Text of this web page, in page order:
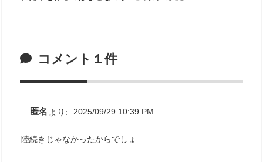
コメント１件
匿名 より: 2025/09/29 10:39 PM
陸続きじゃなかったからでしょ